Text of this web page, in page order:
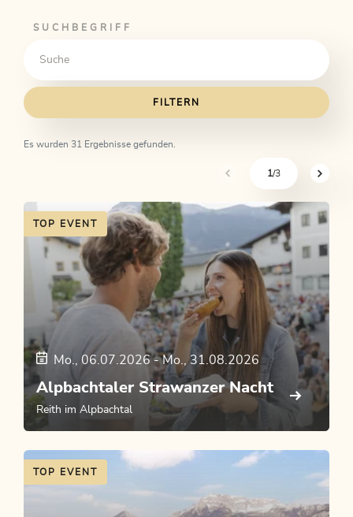
SUCHBEGRIFF
FILTERN
Es wurden 31 Ergebnisse gefunden.
sr.pagination-
1/3
TOP EVENT
Mo., 06.07.2026-Mo., 31.08.2026
Alpbachtaler Strawanzer Nacht
Reith im Alpbachtal
TOP EVENT